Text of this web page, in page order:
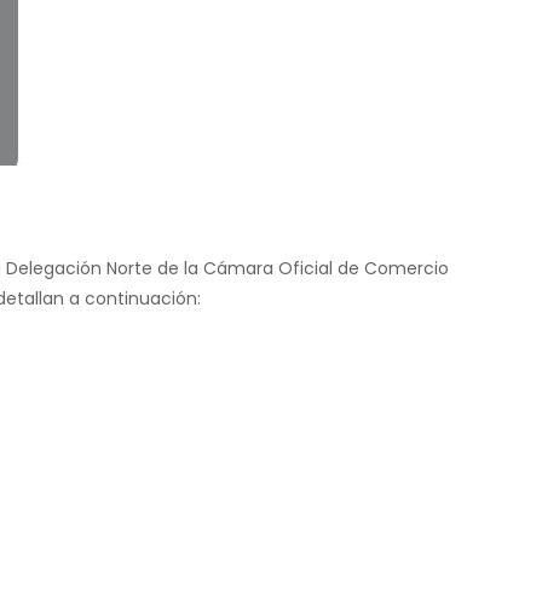
Norte de la Cámara Oficial de Comercio
a continuación: